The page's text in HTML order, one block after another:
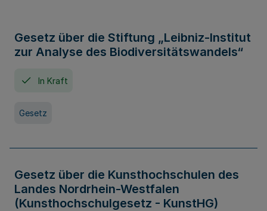
Gesetz über die Stiftung „Leibniz-Institut
zur Analyse des Biodiversitätswandels“
In Kraft
Gesetz
Gesetz über die Kunsthochschulen des
Landes Nordrhein-Westfalen
(Kunsthochschulgesetz - KunstHG)